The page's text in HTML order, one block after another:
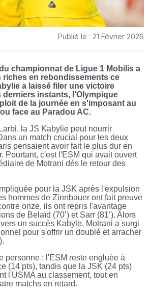
Publié le : 21 Février 2026
championnat de Ligue 1 Mobilis a
riches en rebondissements ce
a laissé filer une victoire
instants, l’Olympique
de la journée en s'imposant au
face au Paradou AC.
la JS Kabylie peut nourrir
un match crucial pour les deux
pensaient avoir fait le plus dur en
Pourtant, c'est l'ESM qui avait ouvert
de Motrani dès le retour des
pour la JSK après l'expulsion
hommes de Zinnbauer ont fait preuve
onze, ils ont repris l'avantage
de Belaïd (70’) et Sarr (81’). Alors
un succès Kabyle, Motrani a surgi
pour s'offrir un doublé et arracher
personne : l'ESM reste engluée à
(14 pts), tandis que la JSK (24 pts)
l'USMA au classement, tout en
matchs en retard.